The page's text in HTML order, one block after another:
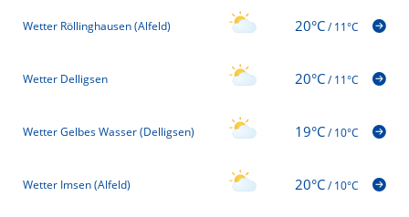
Wetter Röllinghausen (Alfeld) 20°C/11°C
Wetter Delligsen 20°C/11°C
Wetter Gelbes Wasser (Delligsen) 19°C/10°C
Wetter Imsen (Alfeld) 20°C/10°C